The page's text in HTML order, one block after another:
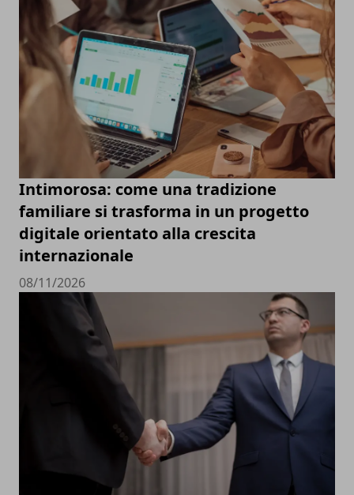
Intimorosa: come una tradizione
familiare si trasforma in un progetto
digitale orientato alla crescita
internazionale
08/11/2026